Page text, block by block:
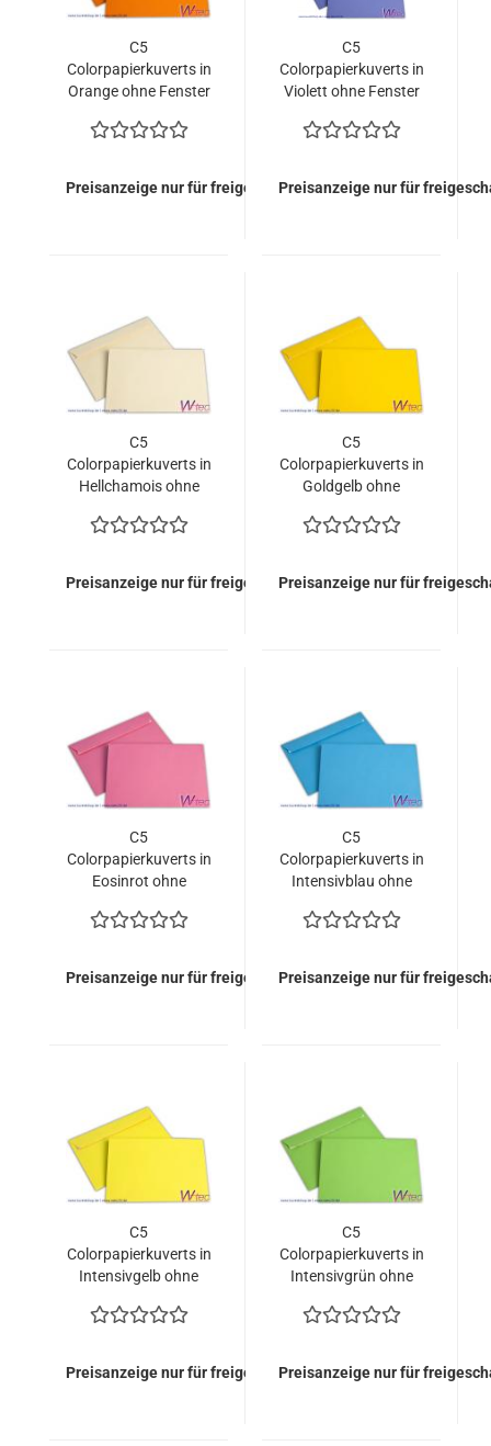
C5
Colorpapierkuverts in
Orange ohne Fenster
110,00 EURO)
Preisanzeige nur für freigeschaltete Kunden
C5
Colorpapierkuverts in
Violett ohne Fenster
110,00 EURO)
Preisanzeige nur für
C5
Colorpapierkuverts in
Hellchamois ohne
= 110,00 EURO)
Preisanzeige nur für freigeschaltete Kunden
C5
Colorpapierkuverts in
Goldgelb ohne
= 110,00 EURO)
Preisanzeige nur für
C5
Colorpapierkuverts in
Eosinrot ohne
= 110,00 EURO)
Preisanzeige nur für freigeschaltete Kunden
C5
Colorpapierkuverts in
Intensivblau ohne
= 110,00 EURO)
Preisanzeige nur für
C5
Colorpapierkuverts in
Intensivgelb ohne
= 110,00 EURO)
Preisanzeige nur für freigeschaltete Kunden
C5
Colorpapierkuverts in
Intensivgrün ohne
= 110,00 EURO)
Preisanzeige nur für